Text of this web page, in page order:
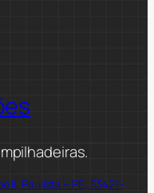
II, Paulista – PE, 53421-